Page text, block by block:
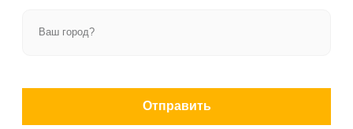
Отправить